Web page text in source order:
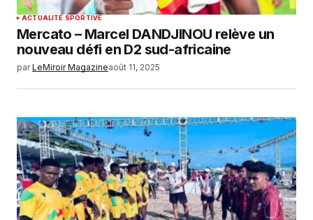
ACTUALITÉ SPORTIVE
Mercato – Marcel DANDJINOU relève un
nouveau défi en D2 sud-africaine
par LeMiroir Magazineaoût 11, 2025